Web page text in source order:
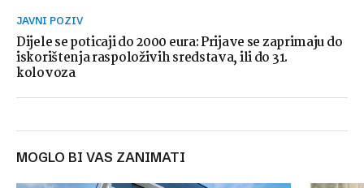
JAVNI POZIV
Dijele se poticaji do 2000 eura: Prijave se zaprimaju do
iskorištenja raspoloživih sredstava, ili do 31.
kolovoza
MOGLO BI VAS ZANIMATI